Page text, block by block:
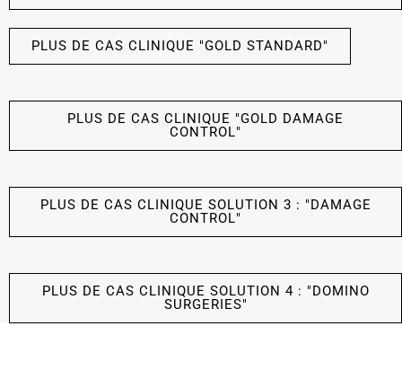
PLUS DE CAS CLINIQUE "GOLD STANDARD"
PLUS DE CAS CLINIQUE "GOLD DAMAGE
CONTROL"
PLUS DE CAS CLINIQUE SOLUTION 3 : "DAMAGE
CONTROL"
PLUS DE CAS CLINIQUE SOLUTION 4 : "DOMINO
SURGERIES"